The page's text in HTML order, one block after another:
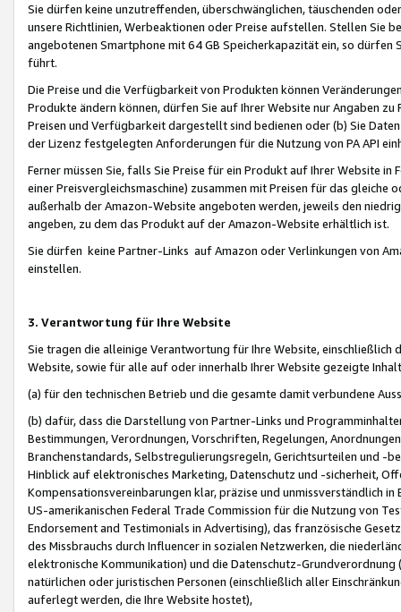
Sie dürfen keine unzutreffenden, überschwänglichen, täuschenden
unsere Richtlinien, Werbeaktionen oder Preise aufstellen. Stellen Sie
angebotenen Smartphone mit 64 GB Speicherkapazität ein, so dürfen
führt.
Die Preise und die Verfügbarkeit von Produkten können
Produkte ändern können, dürfen Sie auf Ihrer Website nur Angaben
Preisen und Verfügbarkeit dargestellt sind bedienen oder (b) Sie
der Lizenz festgelegten Anforderungen für die Nutzung von PA API
Ferner müssen Sie, falls Sie Preise für ein Produkt auf Ihrer Website
einer Preisvergleichsmaschine) zusammen mit Preisen für das
außerhalb der Amazon-Website angeboten werden, jeweils den
angeben, zu dem das Produkt auf der Amazon-Website erhältlich ist.
Sie dürfen keine Partner-Links auf Amazon oder Verlinkungen von
einstellen.
3. Verantwortung für Ihre Website
Sie tragen die alleinige Verantwortung für Ihre Website,
Website, sowie für alle auf oder innerhalb Ihrer Website gezeigte
(a) für den technischen Betrieb und die gesamte damit verbundene
(b) dafür, dass die Darstellung von Partner-Links und
Bestimmungen, Verordnungen, Vorschriften, Regelungen,
Branchenstandards, Selbstregulierungsregeln, Gerichtsurteilen und -
Hinblick auf elektronisches Marketing, Datenschutz und -sicherheit,
Kompensationsvereinbarungen klar, präzise und unmissverständlich
US-amerikanischen Federal Trade Commission für die Nutzung von
Endorsement and Testimonials in Advertising), das französische
des Missbrauchs durch Influencer in sozialen Netzwerken, die
elektronische Kommunikation) und die Datenschutz-
natürlichen oder juristischen Personen (einschließlich aller
auferlegt werden, die Ihre Website hostet),